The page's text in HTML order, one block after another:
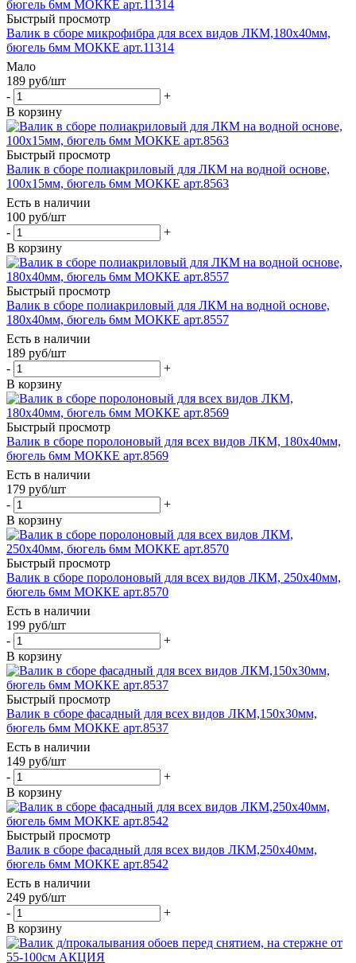
Быстрый просмотр
Валик в сборе микрофибра для всех видов ЛКМ,180х40мм,
бюгель 6мм МОККЕ арт.11314
Мало
189 руб/шт
-
+
В корзину
Быстрый просмотр
Валик в сборе полиакриловый для ЛКМ на водной основе,
100х15мм, бюгель 6мм МОККЕ арт.8563
Есть в наличии
100 руб/шт
-
+
В корзину
Быстрый просмотр
Валик в сборе полиакриловый для ЛКМ на водной основе,
180х40мм, бюгель 6мм МОККЕ арт.8557
Есть в наличии
189 руб/шт
-
+
В корзину
Быстрый просмотр
Валик в сборе поролоновый для всех видов ЛКМ, 180х40мм,
бюгель 6мм МОККЕ арт.8569
Есть в наличии
179 руб/шт
-
+
В корзину
Быстрый просмотр
Валик в сборе поролоновый для всех видов ЛКМ, 250х40мм,
бюгель 6мм МОККЕ арт.8570
Есть в наличии
199 руб/шт
-
+
В корзину
Быстрый просмотр
Валик в сборе фасадный для всех видов ЛКМ,150х30мм,
бюгель 6мм МОККЕ арт.8537
Есть в наличии
149 руб/шт
-
+
В корзину
Быстрый просмотр
Валик в сборе фасадный для всех видов ЛКМ,250х40мм,
бюгель 6мм МОККЕ арт.8542
Есть в наличии
249 руб/шт
-
+
В корзину